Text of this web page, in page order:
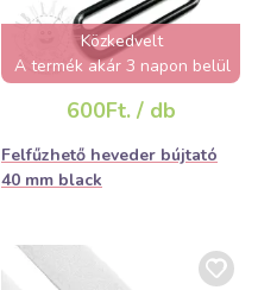
Közkedvelt
A termék akár 3 napon belül
600Ft. / db
Felfűzhető heveder bújtató
40 mm black